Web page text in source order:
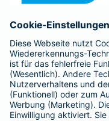
Barmenia